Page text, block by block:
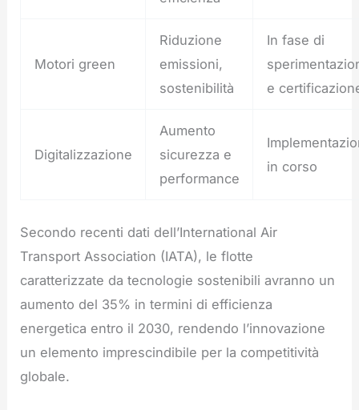
Motori green
Riduzione
emissioni,
sostenibilità
In fase di
e
Digitalizzazione
Aumento
sicurezza e
performance
in corso
Secondo recenti dati dell’International Air
Transport Association (IATA), le flotte
caratterizzate da tecnologie sostenibili avranno un
aumento del 35% in termini di efficienza
energetica entro il 2030, rendendo l’innovazione
un elemento imprescindibile per la competitività
globale.